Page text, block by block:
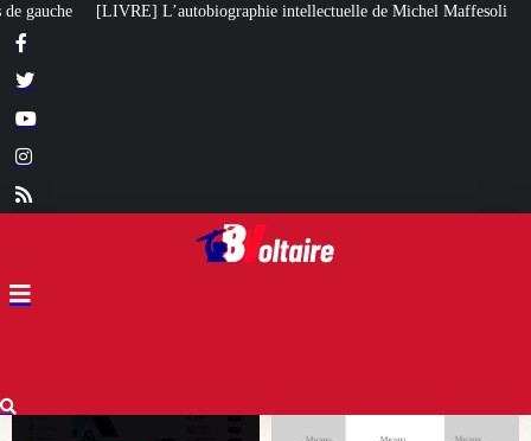
intellectuelle de Michel Maffesoli Pour regagner son influence en